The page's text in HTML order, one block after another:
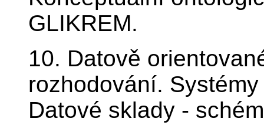
GLIKREM.
10. Datově
rozhodování.
Datové sklady -